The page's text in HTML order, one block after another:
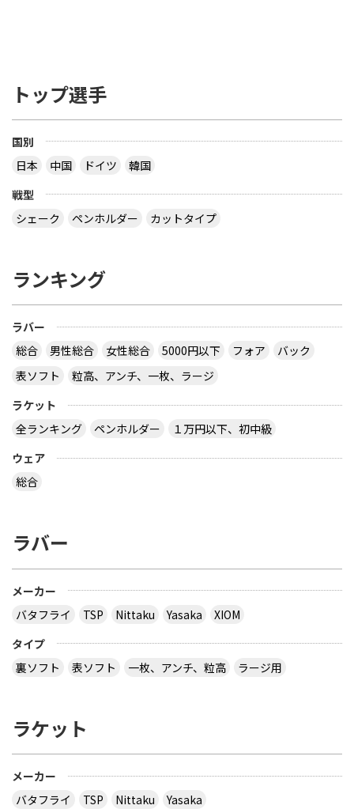
トップ選手
国別
日本
中国 ドイツ
韓国
戦型
シェーク
ペンホルダー カットタイプ
ランキング
ラバー
総合
男性総合 女性総合 5000円以下 フォア
バック
表ソフト
粒高、アンチ、一枚、ラージ
ラケット
全ランキング
ペンホルダー
１万円以下、初中級
ウェア
総合
ラバー
メーカー
バタフライ
TSP Nittaku Yasaka
XIOM
タイプ
裏ソフト
表ソフト 一枚、アンチ、粒高 ラージ用
ラケット
メーカー
バタフライ
TSP Nittaku
Yasaka